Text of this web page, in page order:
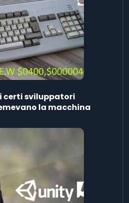
certi sviluppatori
la macchina